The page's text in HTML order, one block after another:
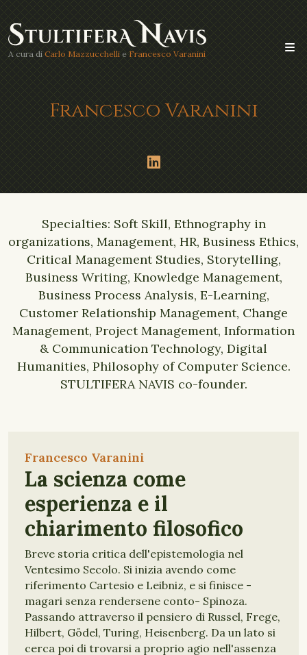
A cura di Carlo Mazzucchelli e Francesco Varanini
Francesco Varanini
Specialties: Soft Skill, Ethnography in
organizations, Management, HR, Business Ethics,
Critical Management Studies, Storytelling,
Business Writing, Knowledge Management,
Business Process Analysis, E-Learning,
Customer Relationship Management, Change
Management, Project Management, Information
& Communication Technology, Digital
Humanities, Philosophy of Computer Science.
STULTIFERA NAVIS co-founder.
Francesco Varanini
La scienza come
esperienza e il
chiarimento filosofico
Breve storia critica dell'epistemologia nel
Ventesimo Secolo. Si inizia avendo come
riferimento Cartesio e Leibniz, e si finisce -
magari senza rendersene conto- Spinoza.
Passando attraverso il pensiero di Russel, Frege,
Hilbert, Gödel, Turing, Heisenberg. Da un lato si
cerca poi di trovarsi a proprio agio nell'assenza